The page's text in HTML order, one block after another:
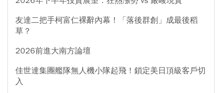
友達二把手柯富仁裸辭內幕！「落後群創」成最後稻
草？
2026前進大南方論壇
佳世達集團艦隊無人機小隊起飛！鎖定美日頂級客戶切
入